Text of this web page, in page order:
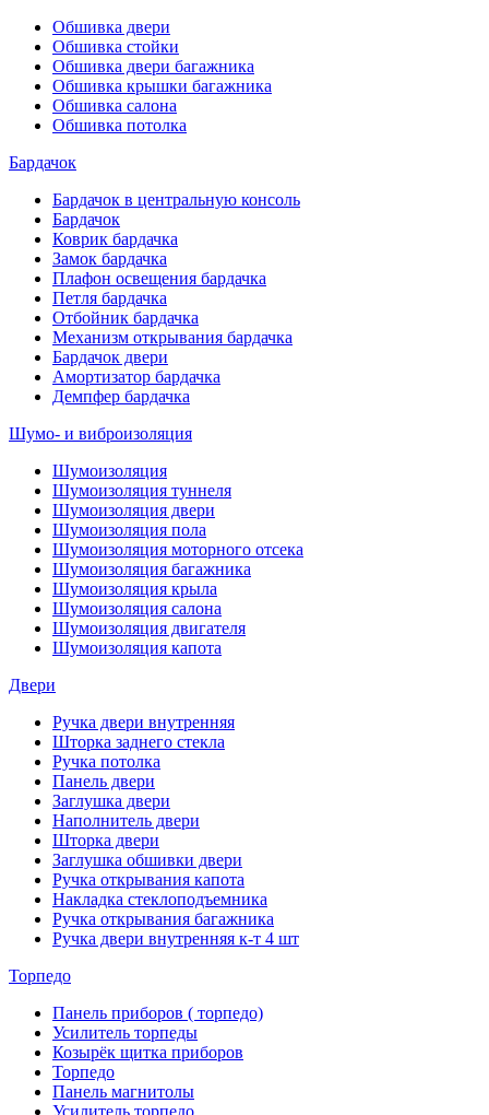
Обшивка двери
Обшивка стойки
Обшивка двери багажника
Обшивка крышки багажника
Обшивка салона
Обшивка потолка
Бардачок
Бардачок в центральную консоль
Бардачок
Коврик бардачка
Замок бардачка
Плафон освещения бардачка
Петля бардачка
Отбойник бардачка
Механизм открывания бардачка
Бардачок двери
Амортизатор бардачка
Демпфер бардачка
Шумо- и виброизоляция
Шумоизоляция
Шумоизоляция туннеля
Шумоизоляция двери
Шумоизоляция пола
Шумоизоляция моторного отсека
Шумоизоляция багажника
Шумоизоляция крыла
Шумоизоляция салона
Шумоизоляция двигателя
Шумоизоляция капота
Двери
Ручка двери внутренняя
Шторка заднего стекла
Ручка потолка
Панель двери
Заглушка двери
Наполнитель двери
Шторка двери
Заглушка обшивки двери
Ручка открывания капота
Накладка стеклоподъемника
Ручка открывания багажника
Ручка двери внутренняя к-т 4 шт
Торпедо
Панель приборов ( торпедо)
Усилитель торпеды
Козырёк щитка приборов
Торпедо
Панель магнитолы
Усилитель торпедо